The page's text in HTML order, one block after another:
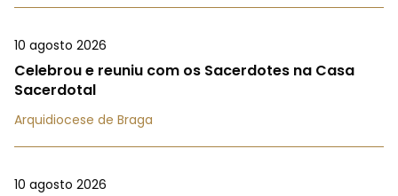
10 agosto 2026
Celebrou e reuniu com os Sacerdotes na Casa
Sacerdotal
Arquidiocese de Braga
10 agosto 2026